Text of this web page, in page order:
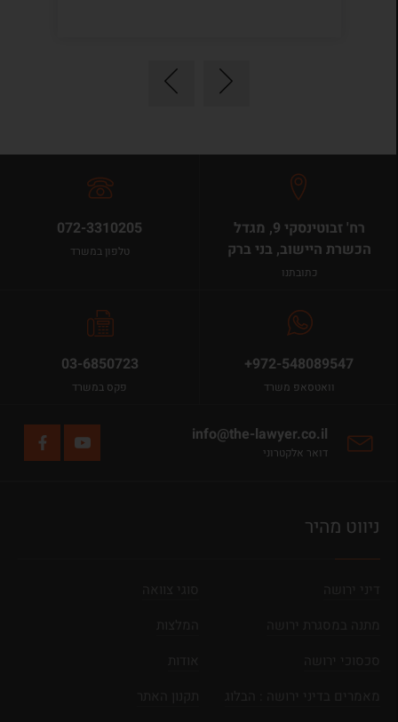
רח' זבוטינסקי 9, מגדל
הכשרת היישוב, בני ברק
כתובתנו
072-3310205
טלפון במשרד
+972-548089547
וואטסאפ משרד
03-6850723
פקס במשרד
info@the-lawyer.co.il
דואר אלקטרוני
ניווט מהיר